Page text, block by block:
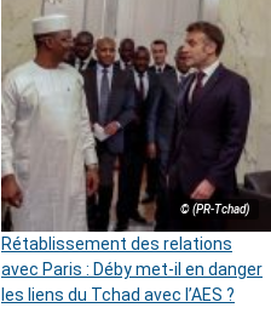
© (PR-Tchad)
Rétablissement des relations
avec Paris : Déby met-il en danger
les liens du Tchad avec l’AES ?